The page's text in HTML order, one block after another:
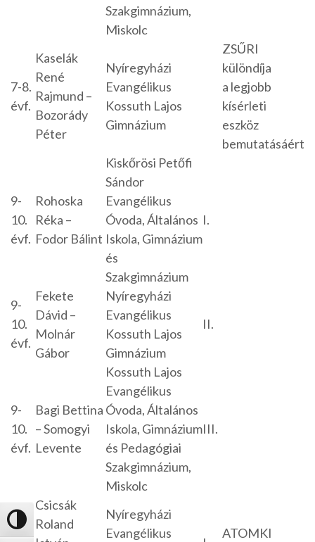
Nagy kontraszt váltása
Szakgimnázium,
Miskolc
7-8.
évf.
Kaselák
René
Rajmund –
Bozorády
Péter
Nyíregyházi
Evangélikus
Kossuth Lajos
Gimnázium
ZSŰRI
különdíja
a legjobb
kísérleti
eszköz
bemutatásáért
9-
10.
évf.
Rohoska
Réka –
Fodor Bálint
Kiskőrösi Petőfi
Sándor
Evangélikus
Óvoda, Általános
Iskola, Gimnázium
és
Szakgimnázium
I.
9-
10.
évf.
Fekete
Dávid –
Molnár
Gábor
Nyíregyházi
Evangélikus
Kossuth Lajos
Gimnázium
II.
9-
10.
évf.
Bagi Bettina
– Somogyi
Levente
Kossuth Lajos
Evangélikus
Óvoda, Általános
Iskola, Gimnázium
és Pedagógiai
Szakgimnázium,
Miskolc
III.
11-
Csicsák
Roland
Nyíregyházi
Evangélikus
ATOMKI